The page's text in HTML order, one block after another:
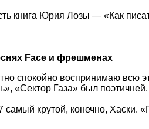
книга Юрия Лозы — «Как
Face и фрешменах
спокойно воспринимаю всю
«Сектор Газа» был
самый крутой, конечно,